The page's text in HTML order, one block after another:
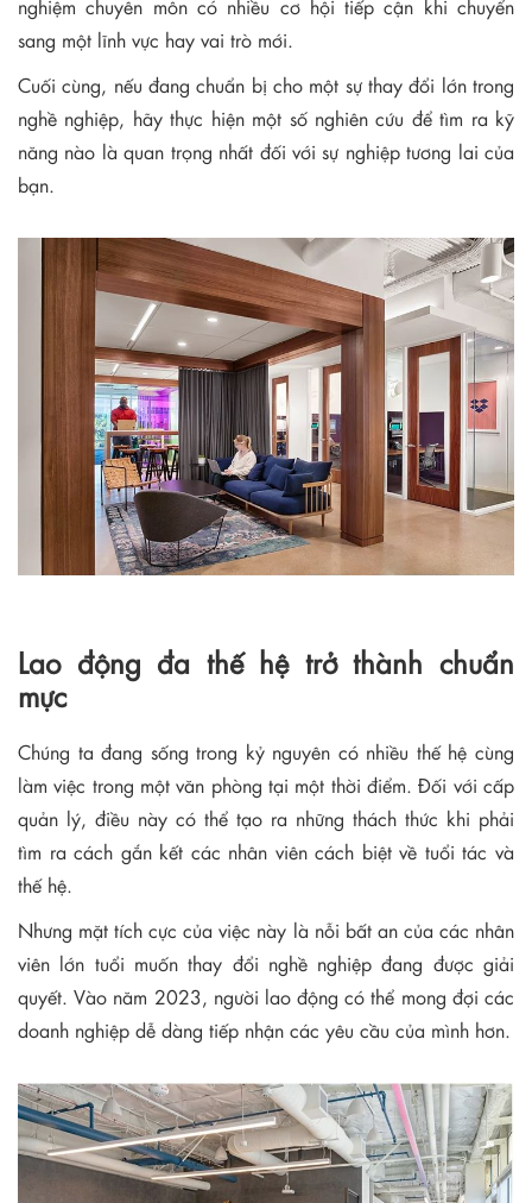
nghiệm chuyên môn có nhiều cơ hội tiếp cận khi chuyển
sang một lĩnh vực hay vai trò mới.
Cuối cùng, nếu đang chuẩn bị cho một sự thay đổi lớn trong
nghề nghiệp, hãy thực hiện một số nghiên cứu để tìm ra kỹ
năng nào là quan trọng nhất đối với sự nghiệp tương lai của
bạn.
Lao động đa thế hệ trở thành chuẩn
mực
Chúng ta đang sống trong kỷ nguyên có nhiều thế hệ cùng
làm việc trong một văn phòng tại một thời điểm. Đối với cấp
quản lý, điều này có thể tạo ra những thách thức khi phải
tìm ra cách gắn kết các nhân viên cách biệt về tuổi tác và
thế hệ.
Nhưng mặt tích cực của việc này là nỗi bất an của các nhân
viên lớn tuổi muốn thay đổi nghề nghiệp đang được giải
quyết. Vào năm 2023, người lao động có thể mong đợi các
doanh nghiệp dễ dàng tiếp nhận các yêu cầu của mình hơn.